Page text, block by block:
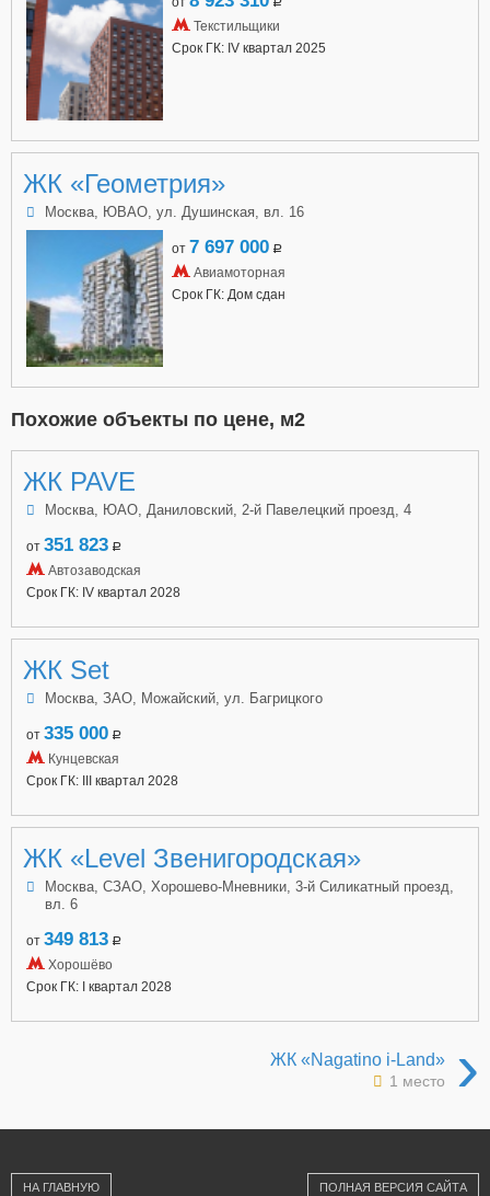
a
Текстильщики
Срок ГК: IV квартал 2025
ЖК «Геометрия»
Москва, ЮВАО, ул. Душинская, вл. 16
от 7 697 000 a
Авиамоторная
Срок ГК: Дом сдан
Похожие объекты по цене, м2
ЖК PAVE
Москва, ЮАО, Даниловский, 2-й Павелецкий проезд, 4
от 351 823 a
Автозаводская
Срок ГК: IV квартал 2028
ЖК Set
Москва, ЗАО, Можайский, ул. Багрицкого
от 335 000 a
Кунцевская
Срок ГК: III квартал 2028
ЖК «Level Звенигородская»
Москва, СЗАО, Хорошево-Мневники, 3-й Силикатный проезд,
вл. 6
от 349 813 a
Хорошёво
Срок ГК: I квартал 2028
›
ЖК «Nagatino i-Land»
1 место
НА ГЛАВНУЮ ПОЛНАЯ ВЕРСИЯ САЙТА